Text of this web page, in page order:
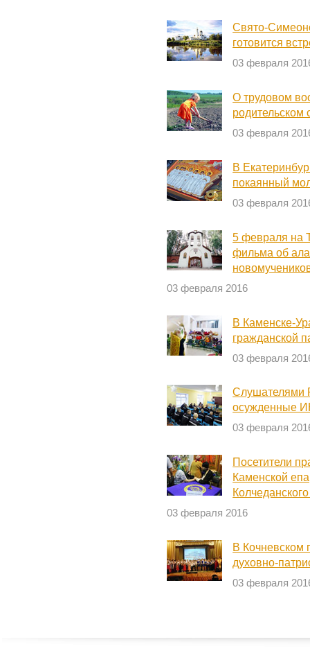
Свято-
готовится
03 февраля
О трудовом
03 февраля
В
покаянный
03 февраля
5 февраля на
фильма об
03 февраля 2016
В Каменске-
гражданской
03 февраля
Слушателями
осужденные
03 февраля
Посетители
Каменской
03 февраля 2016
В Кочневском
духовно-
03 февраля